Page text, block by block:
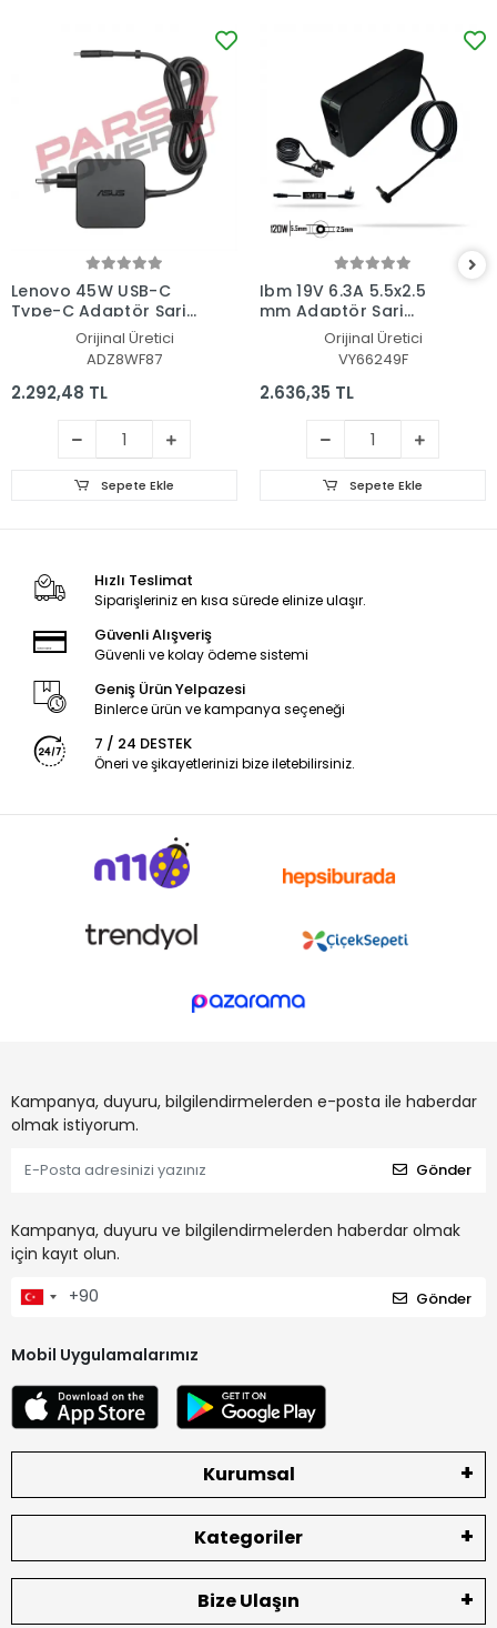
Lenovo 45W USB-C
Type-C Adaptör Şarj
Aleti-CihazıOrijinal Üretici
ADZ8WF87
2.292,48 TL
Sepete Ekle
Ibm 19V 6.3A 5.5x2.5
mm Adaptör Şarj
Aleti-CihazıOrijinal Üretici
VY66249F
2.636,35 TL
Sepete Ekle
Hızlı Teslimat
Siparişleriniz en kısa sürede elinize ulaşır.
Güvenli Alışveriş
Güvenli ve kolay ödeme sistemi
Geniş Ürün Yelpazesi
Binlerce ürün ve kampanya seçeneği
7 / 24 DESTEK
Öneri ve şikayetlerinizi bize iletebilirsiniz.
Kampanya, duyuru, bilgilendirmelerden e-posta ile haberdar
olmak istiyorum.
Gönder
Kampanya, duyuru ve bilgilendirmelerden haberdar olmak
için kayıt olun.
Gönder
Mobil Uygulamalarımız
Kurumsal
Kategoriler
Bize Ulaşın